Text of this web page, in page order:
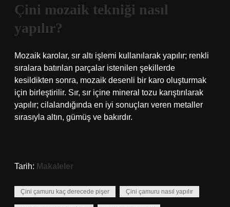
Çini mozaik tekniği nasıl
yapılır?
Mozaik karolar, sır altı işlemi kullanılarak yapılır; renkli
sıralara batırılan parçalar istenilen şekillerde
kesildikten sonra, mozaik desenli bir karo oluşturmak
için birleştirilir. Sır, sır içine mineral tozu karıştırılarak
yapılır; cilalandığında en iyi sonuçları veren metaller
sırasıyla altın, gümüş ve bakırdır.
Tarih: Makaleler
Çini çamuru kaç derecede pişer Çini çamuru nasıl yapılır